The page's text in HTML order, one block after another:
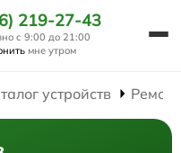
219-27-43
с 9:00 до 21:00
мне утром
устройств